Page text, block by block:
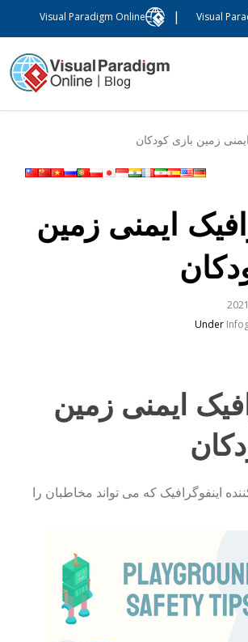
Visual
Visual Paradigm Online
زمین بازی کودکان
ایمنی زمین
Under
ایمنی زمین
اینفوگرافیک که می تواند مخاطبان را